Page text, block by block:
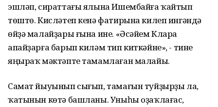
эшләп, сираттағы ялына Ишембайға ҡайтып
төштө. Кисләтеп кенә фатирына килеп ингәндә
өйҙә малайҙары ғына ине. «Әсәйем Клара
апайҙарға барып киләм тип киткәйне», - тине
яңыраҡ мәктәпте тамамлаған малайы.
Самат йыуынып сығып, тамағын туйҙырҙы ла,
ҡатынын көтә башланы. Уныһы оҙаҡлағас,